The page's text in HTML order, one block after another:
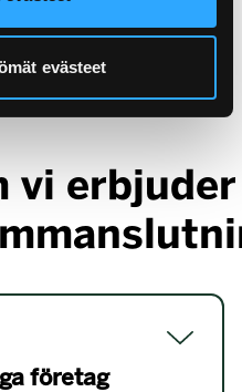
evästeet
vi erbjuder
företag